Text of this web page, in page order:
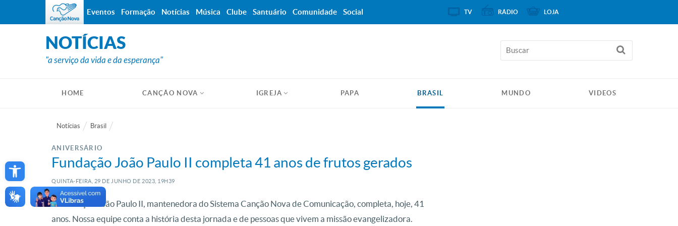
Open toolbar
NOTÍCIAS
"a serviço da vida e da esperança"
HOME CANÇÃO NOVA IGREJA PAPA BRASIL MUNDO VIDEOS
Notícias Brasil
ANIVERSÁRIO
Fundação João Paulo II completa 41 anos de frutos gerados
QUINTA-FEIRA, 29 DE JUNHO DE 2023, 19H39
A Fundação João Paulo II, mantenedora do Sistema Canção Nova de Comunicação, completa, hoje, 41
anos. Nossa equipe conta a história desta jornada e de pessoas que vivem a missão evangelizadora.
Eventos Formação Notícias Música Clube Santuário Comunidade Social TV RÁDIO LOJA